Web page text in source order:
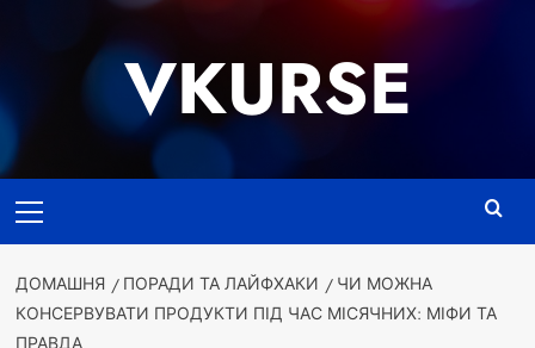
VKURSE
меню
ДОМАШНЯ ПОРАДИ ТА ЛАЙФХАКИ
ЧИ МОЖНА
КОНСЕРВУВАТИ ПРОДУКТИ ПІД ЧАС МІСЯЧНИХ: МІФИ ТА
ПРАВДА